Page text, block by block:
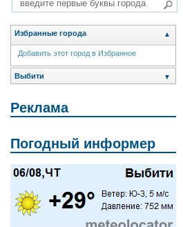
Избранные города ▲
Добавить этот город в Избранное
Выбити ▼
Реклама
Погодный информер